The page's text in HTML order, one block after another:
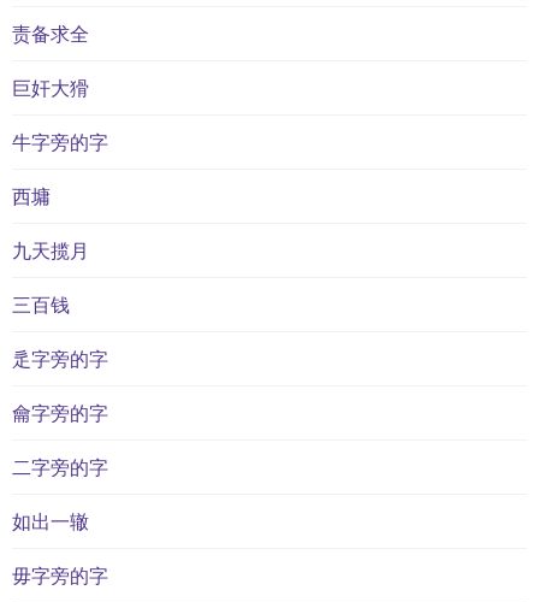
责备求全
巨奸大猾
牛字旁的字
西墉
九天揽月
三百钱
辵字旁的字
龠字旁的字
二字旁的字
如出一辙
毋字旁的字